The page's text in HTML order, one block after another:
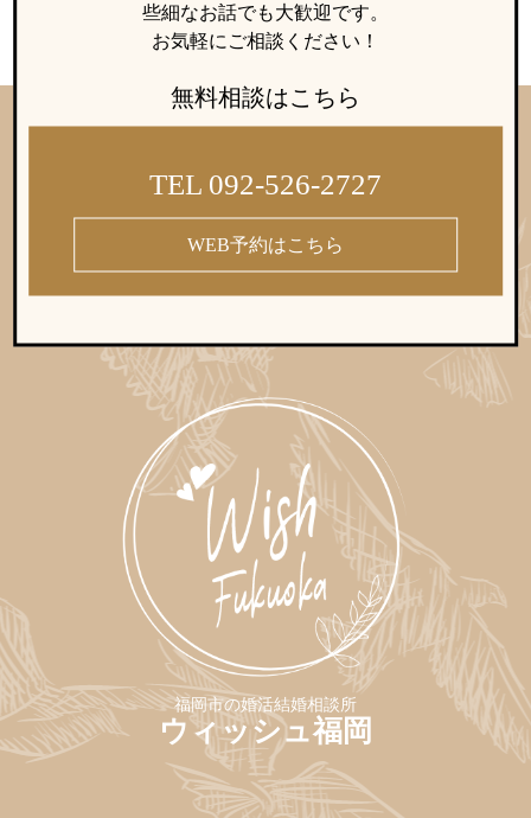
些細なお話でも大歓迎です。
お気軽にご相談ください！
無料相談はこちら
TEL 092-526-2727
WEB予約はこちら
福岡市の婚活結婚相談所
ウィッシュ福岡